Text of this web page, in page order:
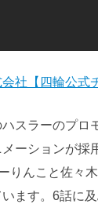
社【四輪公式
スラーのプロ
ーションが採
りんこと佐々
ます。6話に